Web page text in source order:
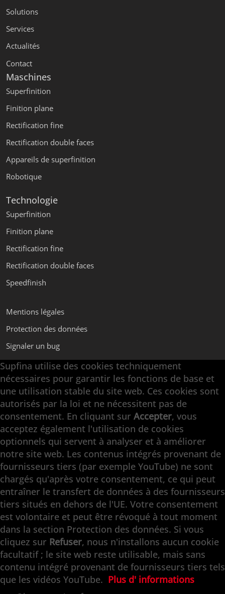
Solutions
Services
Actualités
Contact
Maschines
Superfinition
Finition plane
Rectification fine
Rectification double faces
Appareils de superfinition
Robotique
Technologie
Superfinition
Finition plane
Rectification fine
Rectification double faces
Speedfinish
Mentions légales
Protection des données
Signaler un bug
Supfina Appareils de Superfinition
Supfina Partner Portal
Supfina Grieshaber GmbH & Co. KG
Schmelzegrün 7
77709 Wolfach / Allemagne
+49 7834 866-0
info@supfina.com
Engineering with High Precision
Superfinition · Finition plane · Rectification
double faces · Rectification fine · Automation ·
Services
Supfina utilise des cookies techniquement
nécessaires pour garantir les fonctions de base et
une utilisation stable du site web. Ces cookies sont
autorisés par la loi et ne nécessitent pas de
consentement. En cliquant sur Accepter, vous
acceptez également l'utilisation de cookies
optionnels qui servent à analyser et à améliorer
notre site web. Les contenus intégrés provenant de
fournisseurs tiers (par exemple YouTube) ne sont
chargés qu'après votre consentement, ce qui peut
entraîner le transfert de données à des fournisseurs
tiers situés en dehors de l'UE. Votre consentement
est volontaire et peut être révoqué à tout moment
dans la section Protection des données. Si vous
cliquez sur Refuser, nous n'installons aucun cookie
facultatif ; le site web reste utilisable, mais sans
contenu intégré provenant de fournisseurs tiers tels
que les vidéos YouTube. Plus d' informations